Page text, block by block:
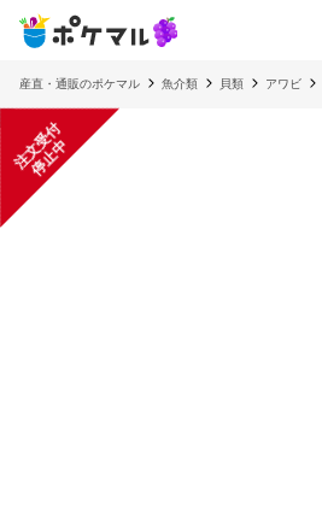
産直・通販のポケマル 魚介類 貝類 アワビ
注
文
受
付
停
止
中